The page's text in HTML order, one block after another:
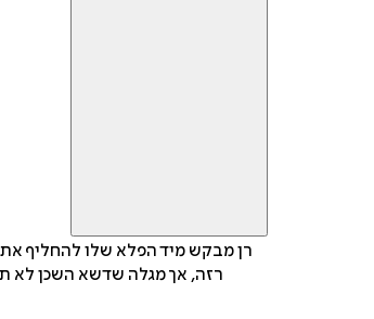
רן מבקש מיד הפלא שלו להחליף את
רזה, אך מגלה שדשא השכן לא